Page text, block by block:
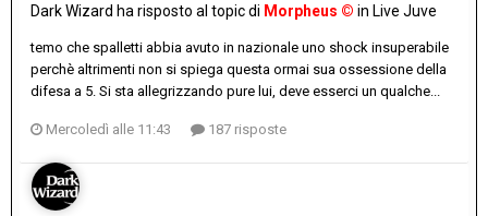
Dark Wizard ha risposto al topic di Morpheus © in Live Juve
temo che spalletti abbia avuto in nazionale uno shock insuperabile
perchè altrimenti non si spiega questa ormai sua ossessione della
difesa a 5. Si sta allegrizzando pure lui, deve esserci un qualche...
Mercoledì alle 11:43 187 risposte